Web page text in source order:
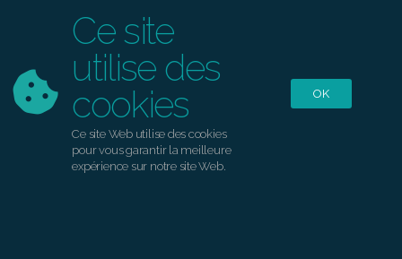
Ce site
utilise des
cookies
Ce site Web utilise des cookies
pour vous garantir la meilleure
expérience sur notre site Web.
OK